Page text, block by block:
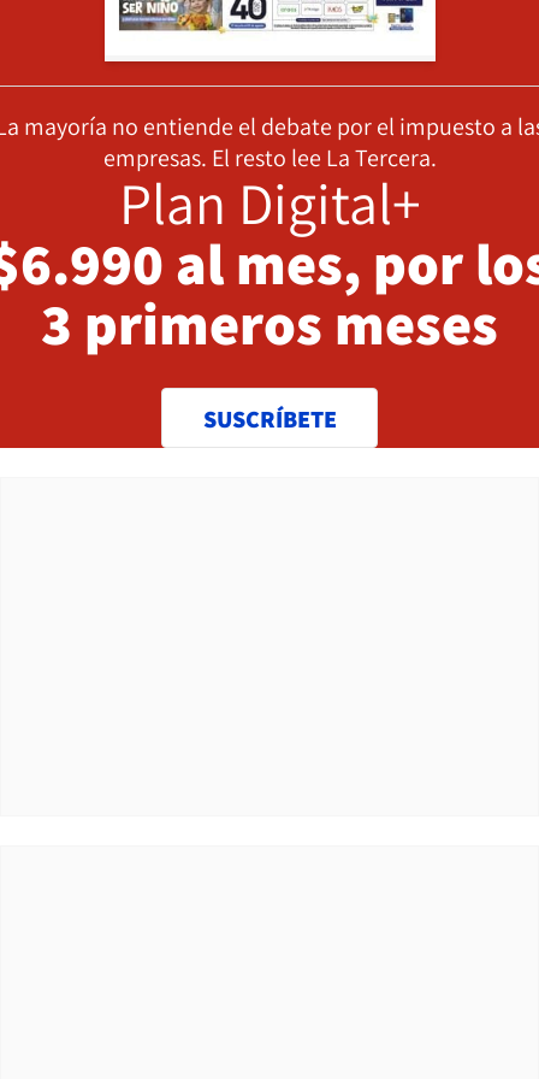
mayoría no entiende el debate por el impuesto a
empresas. El resto lee La Tercera.
Plan Digital+
al mes, por
3 primeros meses
SUSCRÍBETE